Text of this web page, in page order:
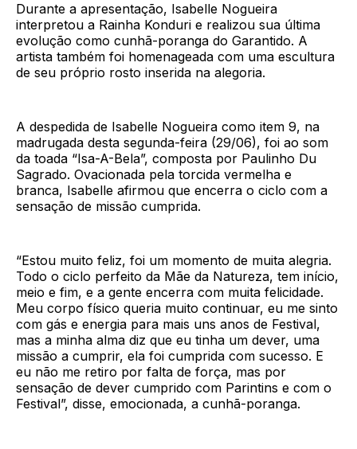
Durante a apresentação, Isabelle Nogueira
interpretou a Rainha Konduri e realizou sua última
evolução como cunhã-poranga do Garantido. A
artista também foi homenageada com uma escultura
de seu próprio rosto inserida na alegoria.
A despedida de Isabelle Nogueira como item 9, na
madrugada desta segunda-feira (29/06), foi ao som
da toada “Isa-A-Bela”, composta por Paulinho Du
Sagrado. Ovacionada pela torcida vermelha e
branca, Isabelle afirmou que encerra o ciclo com a
sensação de missão cumprida.
“Estou muito feliz, foi um momento de muita alegria.
Todo o ciclo perfeito da Mãe da Natureza, tem início,
meio e fim, e a gente encerra com muita felicidade.
Meu corpo físico queria muito continuar, eu me sinto
com gás e energia para mais uns anos de Festival,
mas a minha alma diz que eu tinha um dever, uma
missão a cumprir, ela foi cumprida com sucesso. E
eu não me retiro por falta de força, mas por
sensação de dever cumprido com Parintins e com o
Festival”, disse, emocionada, a cunhã-poranga.